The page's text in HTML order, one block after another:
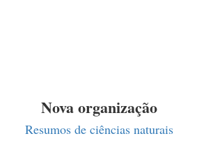
Nova organização
Resumos de ciências naturais